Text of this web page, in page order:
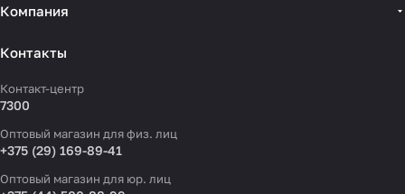
Компания
Контакты
Контакт-центр
7300
Оптовый магазин для физ. лиц
+375 (29) 169-89-41
Оптовый магазин для юр. лиц